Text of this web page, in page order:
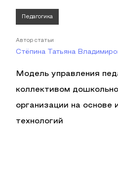
Педагогика
Автор статьи
Стёпина Татьяна
Модель управления
коллективом
организации на основе
технологий